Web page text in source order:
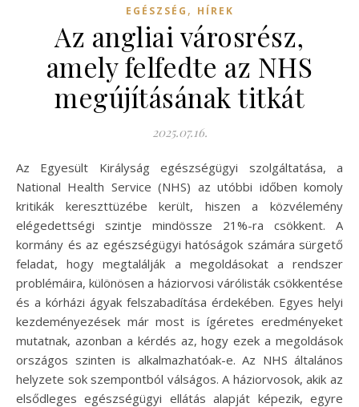
EGÉSZSÉG , HÍREK
Az angliai városrész,
amely felfedte az NHS
megújításának titkát
2025.07.16.
Az Egyesült Királyság egészségügyi szolgáltatása, a
National Health Service (NHS) az utóbbi időben komoly
kritikák kereszttüzébe került, hiszen a közvélemény
elégedettségi szintje mindössze 21%-ra csökkent. A
kormány és az egészségügyi hatóságok számára sürgető
feladat, hogy megtalálják a megoldásokat a rendszer
problémáira, különösen a háziorvosi várólisták csökkentése
és a kórházi ágyak felszabadítása érdekében. Egyes helyi
kezdeményezések már most is ígéretes eredményeket
mutatnak, azonban a kérdés az, hogy ezek a megoldások
országos szinten is alkalmazhatóak-e. Az NHS általános
helyzete sok szempontból válságos. A háziorvosok, akik az
elsődleges egészségügyi ellátás alapját képezik, egyre